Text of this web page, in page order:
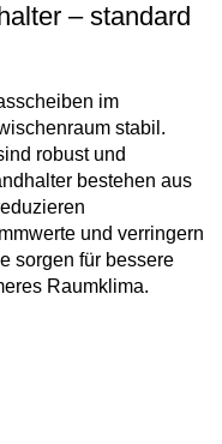
– standard
im
stabil.
robust und
bestehen aus
und verringern
sorgen für bessere
Raumklima.